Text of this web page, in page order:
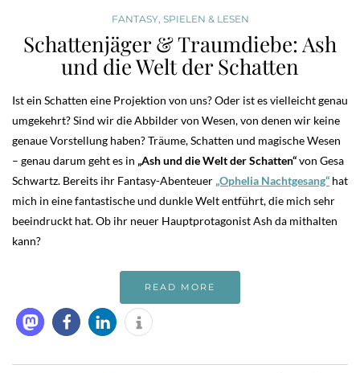
FANTASY, SPIELEN & LESEN
Schattenjäger & Traumdiebe: Ash
und die Welt der Schatten
Ist ein Schatten eine Projektion von uns? Oder ist es vielleicht genau
umgekehrt? Sind wir die Abbilder von Wesen, von denen wir keine
genaue Vorstellung haben? Träume, Schatten und magische Wesen
– genau darum geht es in „Ash und die Welt der Schatten“von Gesa
Schwartz. Bereits ihr Fantasy-Abenteuer „Ophelia Nachtgesang“ hat
mich in eine fantastische und dunkle Welt entführt, die mich sehr
beeindruckt hat. Ob ihr neuer Hauptprotagonist Ash da mithalten
kann?
READ MORE